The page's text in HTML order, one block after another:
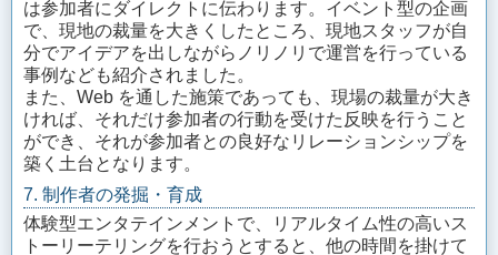
は参加者にダイレクトに伝わります。イベント型の企画
で、現地の裁量を大きくしたところ、現地スタッフが自
分でアイデアを出しながらノリノリで運営を行っている
事例なども紹介されました。
また、Web を通した施策であっても、現場の裁量が大き
ければ、それだけ参加者の行動を受けた反映を行うこと
ができ、それが参加者との良好なリレーションシップを
築く土台となります。
7. 制作者の発掘・育成
体験型エンタテインメントで、リアルタイム性の高いス
トーリーテリングを行おうとすると、他の時間を掛けて